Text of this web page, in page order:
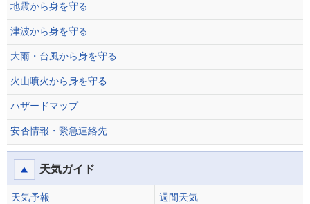
地震から身を守る
津波から身を守る
大雨・台風から身を守る
火山噴火から身を守る
ハザードマップ
安否情報・緊急連絡先
天気ガイド
天気予報 週間天気